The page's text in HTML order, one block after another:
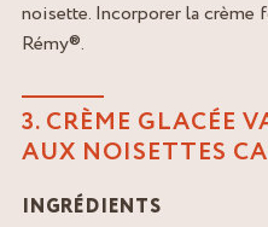
noisette. Incorporer la crème
Rémy®.
3. CRÈME GLACÉE
AUX NOISETTES
INGRÉDIENTS